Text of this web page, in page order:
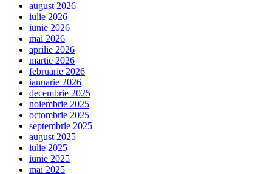
august 2026
iulie 2026
iunie 2026
mai 2026
aprilie 2026
martie 2026
februarie 2026
ianuarie 2026
decembrie 2025
noiembrie 2025
octombrie 2025
septembrie 2025
august 2025
iulie 2025
iunie 2025
mai 2025